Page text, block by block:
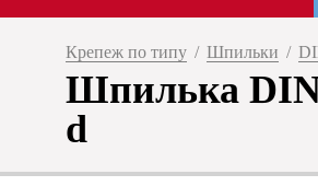
Крепеж по типу / Шпильки /
Шпилька DIN
d